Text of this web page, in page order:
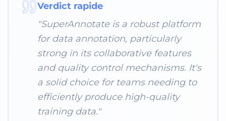
Verdict rapide
"SuperAnnotate is a robust platform
for data annotation, particularly
strong in its collaborative features
and quality control mechanisms. It's
a solid choice for teams needing to
efficiently produce high-quality
training data."